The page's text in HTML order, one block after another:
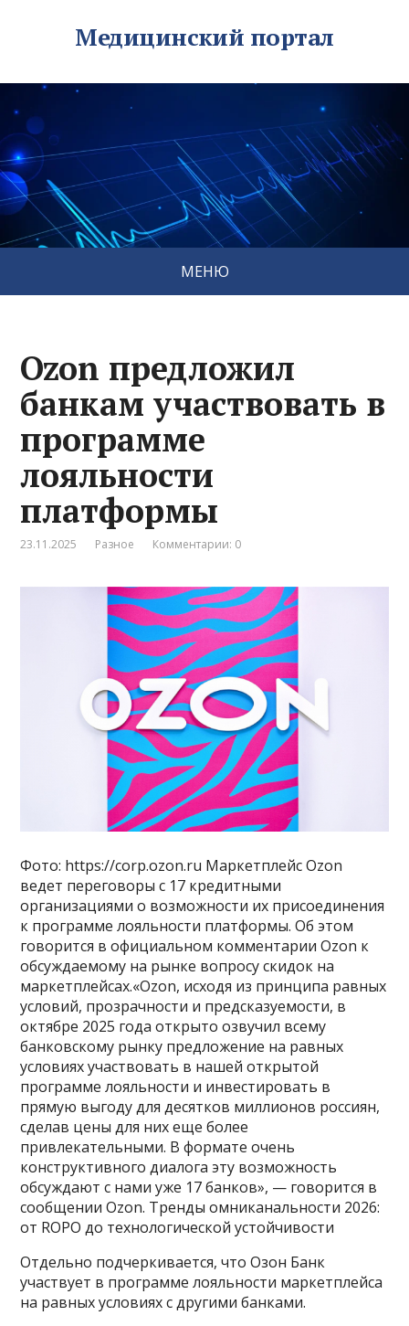
Медицинский портал
МЕНЮ
Ozon предложил
банкам участвовать в
программе
лояльности
платформы
23.11.2025 Разное Комментарии: 0
Фото: https://corp.ozon.ru Маркетплейс Ozon
ведет переговоры с 17 кредитными
организациями о возможности их присоединения
к программе лояльности платформы. Об этом
говорится в официальном комментарии Ozon к
обсуждаемому на рынке вопросу скидок на
маркетплейсах.«Ozon, исходя из принципа равных
условий, прозрачности и предсказуемости, в
октябре 2025 года открыто озвучил всему
банковскому рынку предложение на равных
условиях участвовать в нашей открытой
программе лояльности и инвестировать в
прямую выгоду для десятков миллионов россиян,
сделав цены для них еще более
привлекательными. В формате очень
конструктивного диалога эту возможность
обсуждают с нами уже 17 банков», — говорится в
сообщении Ozon. Тренды омниканальности 2026:
от ROPO до технологической устойчивости
Отдельно подчеркивается, что Озон Банк
участвует в программе лояльности маркетплейса
на равных условиях с другими банками.